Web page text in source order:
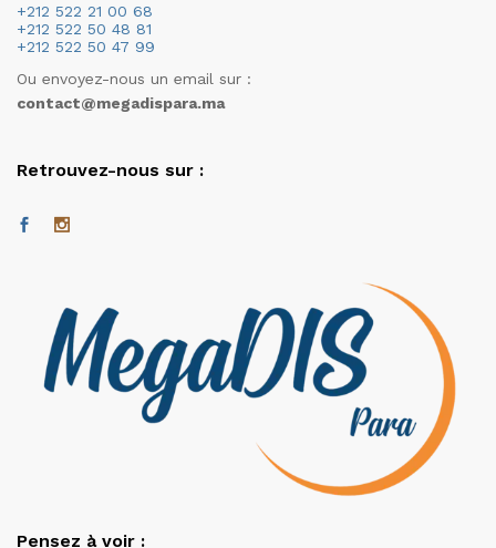
+212 522 21 00 68
+212 522 50 48 81
+212 522 50 47 99
Ou envoyez-nous un email sur :
contact@megadispara.ma
Retrouvez-nous sur :
Pensez à voir :